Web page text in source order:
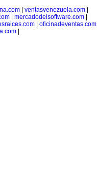
| ventasvenezuela.com|
| mercadodelsoftware.com|
| oficinadeventas.com|
|